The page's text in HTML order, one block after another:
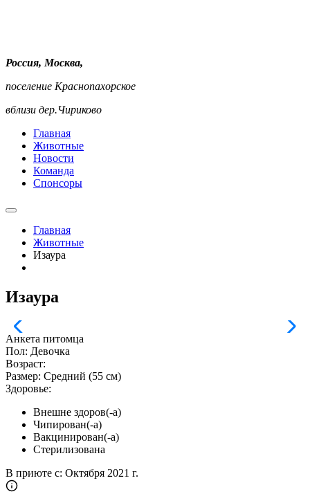
Россия, Москва,
поселение Краснопахорское
вблизи дер.Чириково
Главная
Животные
Новости
Команда
Спонсоры
Главная
Животные
Изаура
Изаура
Анкета питомца
Пол: Девочка
Возраст:
Размер: Средний (55 см)
Здоровье:
Внешне здоров(-а)
Чипирован(-а)
Вакцинирован(-а)
Стерилизована
В приюте с: Октября 2021 г.